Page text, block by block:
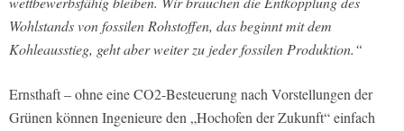
Wohlstands von fossilen Rohstoffen, das beginnt mit dem
Kohleausstieg, geht aber weiter zu jeder fossilen Produktion.“
Ernsthaft – ohne eine CO2-Besteuerung nach Vorstellungen der
Grünen können Ingenieure den „Hochofen der Zukunft“ einfach